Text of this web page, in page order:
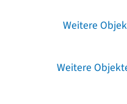
Weitere
Weitere